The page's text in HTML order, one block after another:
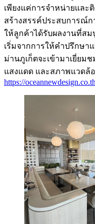
เพียงแค่การจำหน่ายและ
สร้างสรรค์ประสบการณ์ก
ให้ลูกค้าได้รับผลงานที่ส
เริ่มจากการให้คำปรึกษา
ม่านภูเก็ตจะเข้ามาเยี่ยม
แสงแดด และสภาพแวดล้
https://